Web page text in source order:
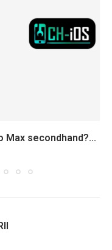
Max secondhand?...